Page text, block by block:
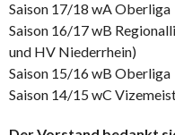
Saison 17/18 wA Oberliga
Saison 16/17 wB
und HV Niederrhein)
Saison 15/16 wB Oberliga
Saison 14/15 wC